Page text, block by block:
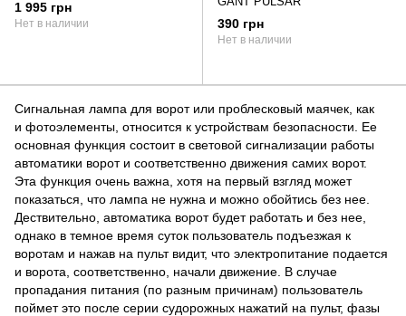
1 995 грн
Нет в наличии 390 грн
Нет в наличии
Сигнальная лампа для ворот или проблесковый маячек, как
и фотоэлементы, относится к устройствам безопасности. Ее
основная функция состоит в световой сигнализации работы
автоматики ворот и соответственно движения самих ворот.
Эта функция очень важна, хотя на первый взгляд может
показаться, что лампа не нужна и можно обойтись без нее.
Дествительно, автоматика ворот будет работать и без нее,
однако в темное время суток пользователь подъезжая к
воротам и нажав на пульт видит, что электропитание подается
и ворота, соответственно, начали движение. В случае
пропадания питания (по разным причинам) пользователь
поймет это после серии судорожных нажатий на пульт, фазы